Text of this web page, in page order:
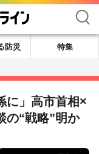
検索
防災
特集
に」高市首相×
の“戦略”明か